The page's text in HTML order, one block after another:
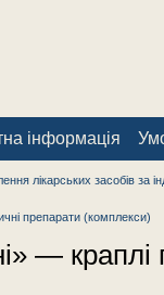
інформація
лікарських засобів за
препарати (комплекси)
— краплі